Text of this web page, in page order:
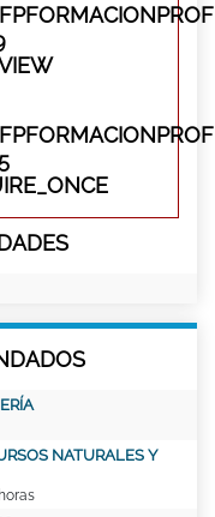
NATURALES Y